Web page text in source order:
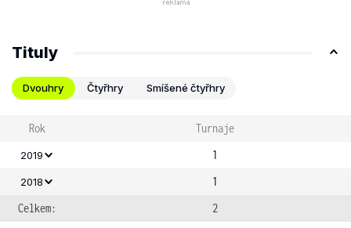
Tituly
Dvouhry Čtyřhry Smíšené čtyřhry
Rok Turnaje
2019 1
2018
1
Celkem:
2